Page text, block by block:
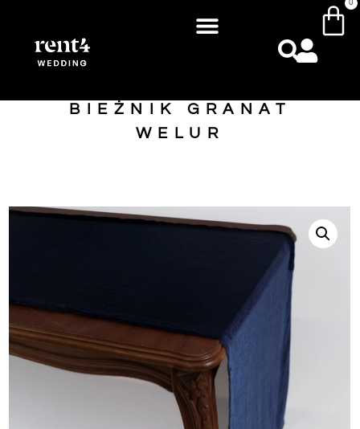
0
BIEŻNIK GRANAT
WELUR